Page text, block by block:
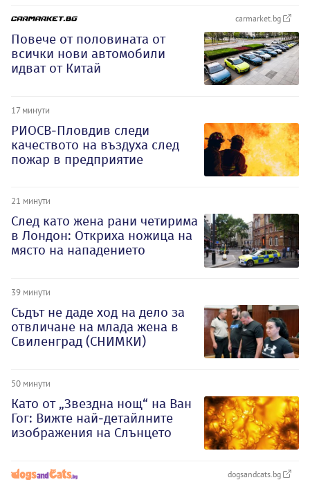
carmarket.bg
Повече от половината от
всички нови автомобили
идват от Китай
17 минути
РИОСВ-Пловдив следи
качеството на въздуха след
пожар в предприятие
21 минути
След като жена рани четирима
в Лондон: Откриха ножица на
място на нападението
39 минути
Съдът не даде ход на дело за
отвличане на млада жена в
Свиленград (СНИМКИ)
50 минути
Като от „Звездна нощ“ на Ван
Гог: Вижте най-детайлните
изображения на Слънцето
dogsandcats.bg